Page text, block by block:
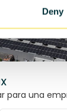
Deny
para una